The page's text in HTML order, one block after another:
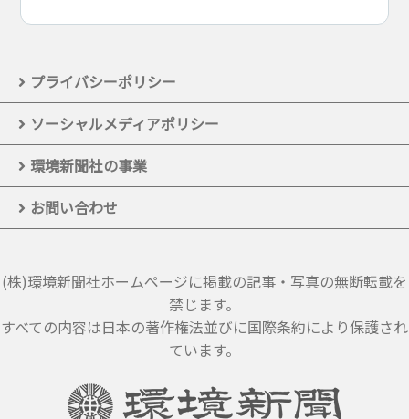
プライバシーポリシー
ソーシャルメディアポリシー
環境新聞社の事業
お問い合わせ
(株)環境新聞社ホームページに掲載の記事・写真の無断転載を
禁じます。
すべての内容は日本の著作権法並びに国際条約により保護され
ています。